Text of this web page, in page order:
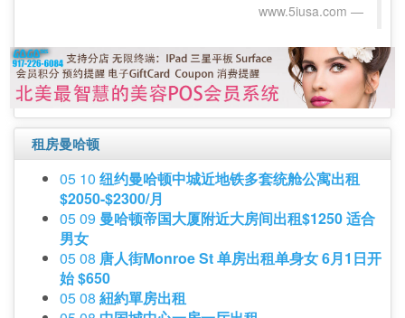
www.5iusa.com‎
租房曼哈顿
05 10 纽约曼哈顿中城近地铁多套统舱公寓出租
$2050-$2300/月
05 09 曼哈顿帝国大厦附近大房间出租$1250 适合
男女
05 08 唐人街Monroe St 单房出租单身女 6月1日开
始 $650
05 08 紐約單房出租